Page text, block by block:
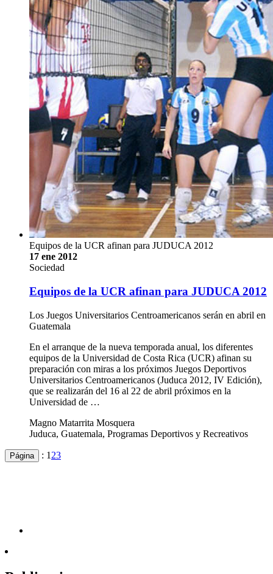
Equipos de la UCR afinan para JUDUCA 2012
17 ene 2012
Sociedad
Equipos de la UCR afinan para JUDUCA 2012
Los Juegos Universitarios Centroamericanos serán en abril en
Guatemala
En el arranque de la nueva temporada anual, los diferentes
equipos de la Universidad de Costa Rica (UCR) afinan su
preparación con miras a los próximos Juegos Deportivos
Universitarios Centroamericanos (Juduca 2012, IV Edición),
que se realizarán del 16 al 22 de abril próximos en la
Universidad de …
Magno Matarrita Mosquera
Juduca, Guatemala, Programas Deportivos y Recreativos
Página : 1 23